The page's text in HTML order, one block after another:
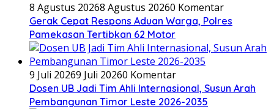
8 Agustus 20268 Agustus 20260 Komentar
Gerak Cepat Respons Aduan Warga, Polres
Pamekasan Tertibkan 62 Motor
9 Juli 20269 Juli 20260 Komentar
Dosen UB Jadi Tim Ahli Internasional, Susun Arah
Pembangunan Timor Leste 2026-2035